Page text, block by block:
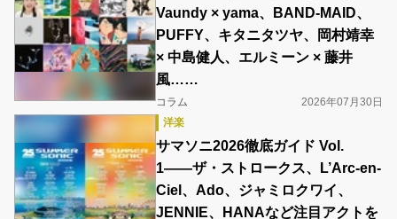
Vaundy × yama、BAND-MAID、
PUFFY、キタニタツヤ、岡村靖幸
× 中島健人、エルミーン × 藤井
風……
コラム
2026年07月30日
洋楽
サマソニ2026徹底ガイド Vol.
1――ザ・ストロークス、L’Arc-en-
Ciel、Ado、ジャミロクワイ、
JENNIE、HANAなど注目アクトを